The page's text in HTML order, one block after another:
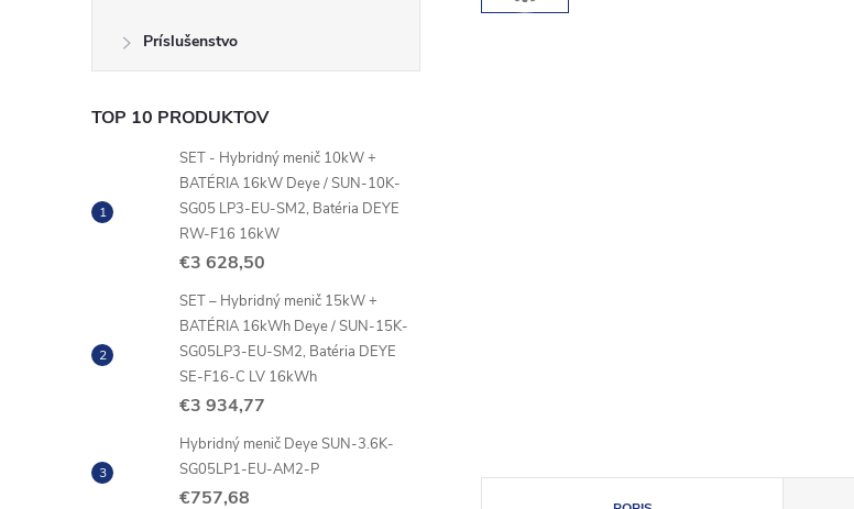
l
Príslušenstvo
TOP 10 PRODUKTOV
SET - Hybridný menič 10kW +
BATÉRIA 16kW Deye / SUN-10K-
SG05 LP3-EU-SM2, Batéria DEYE
RW-F16 16kW
€3 628,50
SET – Hybridný menič 15kW +
BATÉRIA 16kWh Deye / SUN-15K-
SG05LP3-EU-SM2, Batéria DEYE
SE-F16-C LV 16kWh
€3 934,77
Hybridný menič Deye SUN-3.6K-
SG05LP1-EU-AM2-P
€757,68